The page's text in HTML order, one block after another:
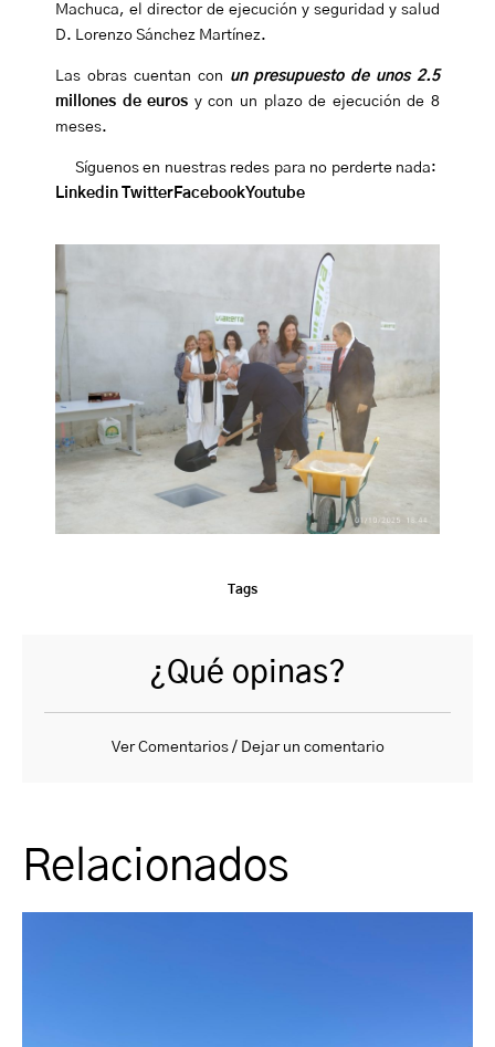
Machuca, el director de ejecución y seguridad y salud
D. Lorenzo Sánchez Martínez.
Las obras cuentan con un presupuesto de unos 2.5
millones de euros y con un plazo de ejecución de 8
meses.
Síguenos en nuestras redes para no perderte nada:
Linkedin
Twitter FacebookYoutube
Tags
¿Qué opinas?
Ver Comentarios / Dejar un comentario
Relacionados